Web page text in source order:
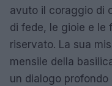
avuto il coraggio di
di fede, le gioie e le
riservato. La sua
mensile della
un dialogo